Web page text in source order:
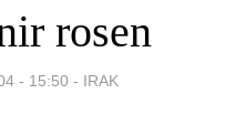
rosen
- 15:50 - IRAK